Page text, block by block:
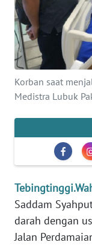
Korban saat
Medistra Lubuk
Saddam
darah dengan
Jalan
INFO
IKLAN
TENTANG
MEDIA
REDAKSI
DISCLAIMER